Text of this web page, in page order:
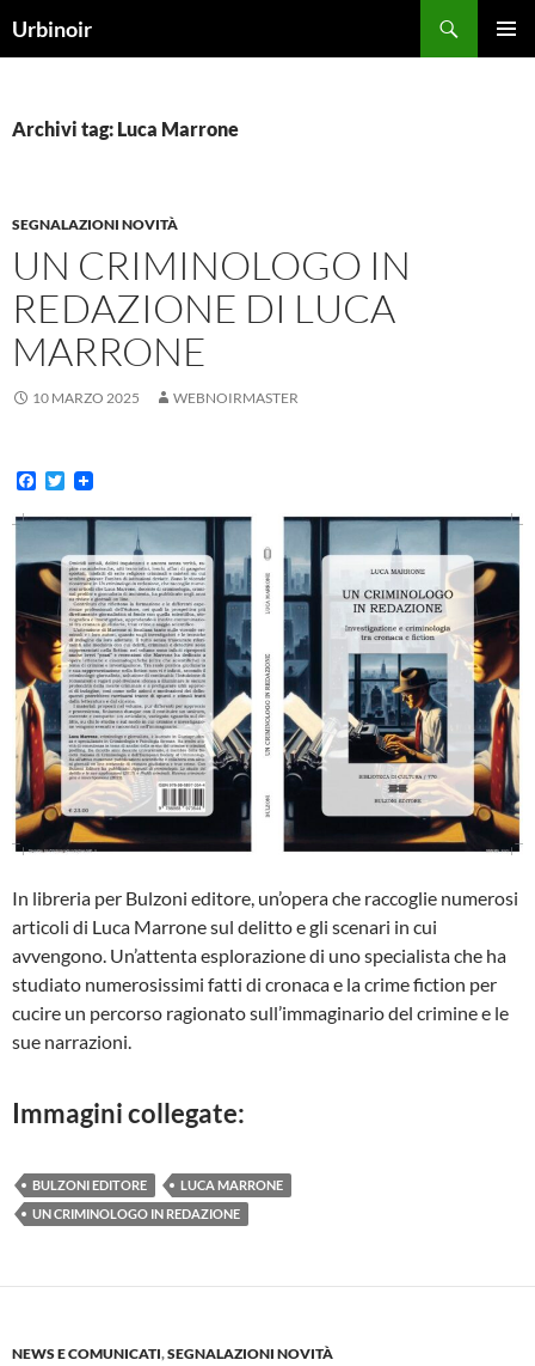
Urbinoir
Archivi tag: Luca Marrone
SEGNALAZIONI NOVITÀ
UN CRIMINOLOGO IN
REDAZIONE DI LUCA
MARRONE
10 MARZO 2025 WEBNOIRMASTER
F
c
b
o
o
k
T
i
t
t
e
r
In libreria per Bulzoni editore, un’opera che raccoglie numerosi
articoli di Luca Marrone sul delitto e gli scenari in cui
avvengono. Un’attenta esplorazione di uno specialista che ha
studiato numerosissimi fatti di cronaca e la crime fiction per
cucire un percorso ragionato sull’immaginario del crimine e le
sue narrazioni.
Immagini collegate:
BULZONI EDITORE
LUCA MARRONE
UN CRIMINOLOGO IN REDAZIONE
NEWS E COMUNICATI,SEGNALAZIONI NOVITÀ